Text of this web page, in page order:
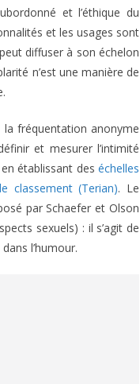
et l’éthique du
et les usages sont
diffuser à son échelon
n’est une manière de
fréquentation anonyme
et mesurer l’intimité
établissant des échelles
classement (Terian). Le
par Schaefer et Olson
sexuels) : il s’agit de
l’humour.